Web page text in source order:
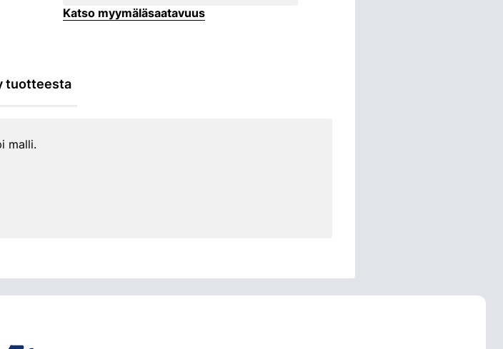
Katso myymäläsaatavuus
tuotteesta
malli.